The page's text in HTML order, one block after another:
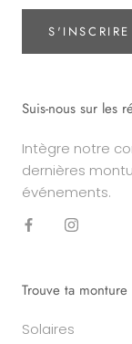
S'INSCRIRE
Suis-nous sur les
Intègre notre
dernières
événements.
Trouve ta monture
Solaires